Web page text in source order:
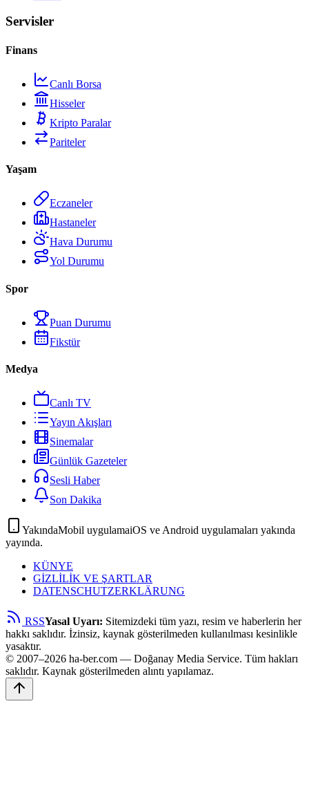
Servisler
Finans
Canlı Borsa
Hisseler
Kripto Paralar
Pariteler
Yaşam
Eczaneler
Hastaneler
Hava Durumu
Yol Durumu
Spor
Puan Durumu
Fikstür
Medya
Canlı TV
Yayın Akışları
Sinemalar
Günlük Gazeteler
Sesli Haber
Son Dakika
YakındaMobil uygulamaiOS ve Android uygulamaları yakında
yayında.
KÜNYE
GİZLİLİK VE ŞARTLAR
DATENSCHUTZERKLÄRUNG
RSSYasal Uyarı: Sitemizdeki tüm yazı, resim ve haberlerin her
hakkı saklıdır. İzinsiz, kaynak gösterilmeden kullanılması kesinlikle
yasaktır.
© 2007–2026 ha-ber.com — Doğanay Media Service. Tüm hakları
saklıdır. Kaynak gösterilmeden alıntı yapılamaz.